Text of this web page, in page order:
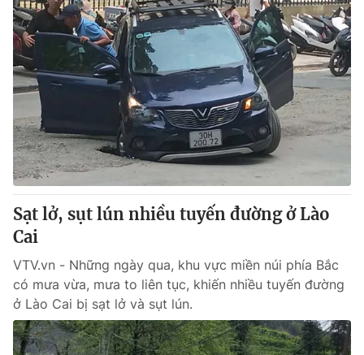
THỜI BÁO VTV
Theo dõi báo trên
Cơ quan chủ quản:Đài Truyền hình Việt Nam
Cơ quan báo chí:Thời báo VTV
Giấy phép hoạt động báo in và báo điện tử số 483/GP-BTTTT
cấp ngày 29/12/2023
Tổng Biên tập:
Nguyễn Thị Mỹ Hạnh, Phạm Quốc Thắng,
Nguyễn Trọng Ninh
Tổng đài VTV:
024.38 355 931 - 024.38 355 932
Ðiện thoại Thời báo VTV:024.66 897 897
Email:toasoan@vtv.vn
Sạt lở, sụt lún nhiều tuyến đường ở Lào
Cai
VTV.vn - Những ngày qua, khu vực miền núi phía Bắc
có mưa vừa, mưa to liên tục, khiến nhiều tuyến đường
ở Lào Cai bị sạt lở và sụt lún.